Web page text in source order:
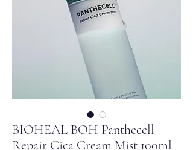
BIOHEAL BOH Panthecell
Repair Cica Cream Mist 100ml